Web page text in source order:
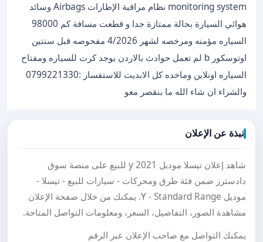
monitoring system نظام مراقبة الإطارات Airbags وسائد
هوائي السيارة بحالة ممتازة جدا و قطعت مسافة كم 98000
السياره مؤمنه ومرخصه لشهر 4/2026 مفحوصه قبل سنتين
اوتوسكور b لم تعمل حوادث بالاردن يوجد كرت للسياره ومفتاح
السياره اونلاين وماخده كل الابديت للاستفسار :0799221330
والشراء ان شاء الله ما بنقصر معو
نبذة عن الإعلان
شاهد إعلان تيسلا موديل y 2021 للبيع على منصة سوق
دادسترز ضمن فئة طرق ومحركات - سيارات للبيع - تيسلا -
موديل Y - Standard Range. يمكنك من خلال صفحة الإعلان
مشاهدة الصور، التفاصيل، السعر، ومعلومات التواصل المتاحة.
يمكنك التواصل مع صاحب الإعلان عبر الرقم